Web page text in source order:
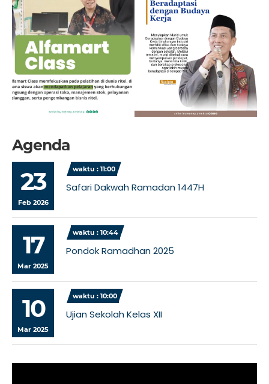
Agenda
23
Feb 2026
waktu : 11:00
Safari Dakwah Ramadan 1447H
17
Mar 2025
waktu : 10:44
Pondok Ramadhan 2025
10
Mar 2025
waktu : 10:00
Ujian Sekolah Kelas XII